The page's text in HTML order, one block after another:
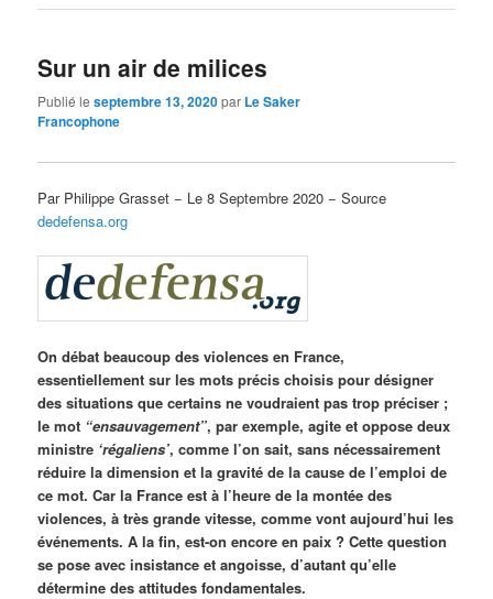
Sur un air de milices
Publié leseptembre 13, 2020par Le Saker
Francophone
Par Philippe Grasset − Le 8 Septembre 2020 − Source
dedefensa.org
On débat beaucoup des violences en France,
essentiellement sur les mots précis choisis pour désigner
des situations que certains ne voudraient pas trop préciser ;
le mot “ensauvagement”, par exemple, agite et oppose deux
ministre ‘régaliens’, comme l’on sait, sans nécessairement
réduire la dimension et la gravité de la cause de l’emploi de
ce mot. Car la France est à l’heure de la montée des
violences, à très grande vitesse, comme vont aujourd’hui les
événements. A la fin, est-on encore en paix ? Cette question
se pose avec insistance et angoisse, d’autant qu’elle
détermine des attitudes fondamentales.